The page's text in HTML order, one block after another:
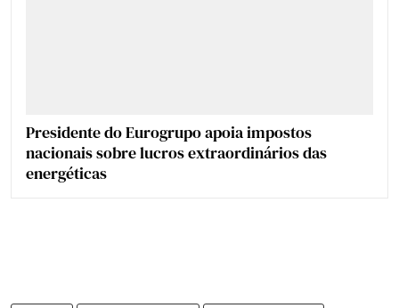
Presidente do Eurogrupo apoia impostos
nacionais sobre lucros extraordinários das
energéticas